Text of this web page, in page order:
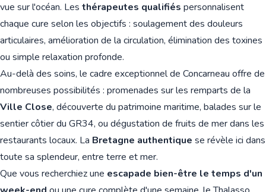
vue sur l'océan. Les thérapeutes qualifiés personnalisent
chaque cure selon les objectifs : soulagement des douleurs
articulaires, amélioration de la circulation, élimination des toxines
ou simple relaxation profonde.
Au-delà des soins, le cadre exceptionnel de Concarneau offre de
nombreuses possibilités : promenades sur les remparts de la
Ville Close, découverte du patrimoine maritime, balades sur le
sentier côtier du GR34, ou dégustation de fruits de mer dans les
restaurants locaux. La Bretagne authentique se révèle ici dans
toute sa splendeur, entre terre et mer.
Que vous recherchiez une escapade bien-être le temps d'un